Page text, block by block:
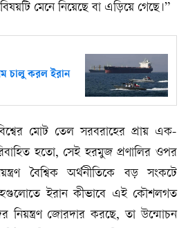
মেনে নিয়েছে বা এড়িয়ে গেছে।”
চালু করল ইরান
মোট তেল সরবরাহের প্রায় এক-
হতো, সেই হরমুজ প্রণালির ওপর
বৈশ্বিক অর্থনীতিকে বড় সংকটে
ইরান কীভাবে এই কৌশলগত
নিয়ন্ত্রণ জোরদার করছে, তা উন্মোচন